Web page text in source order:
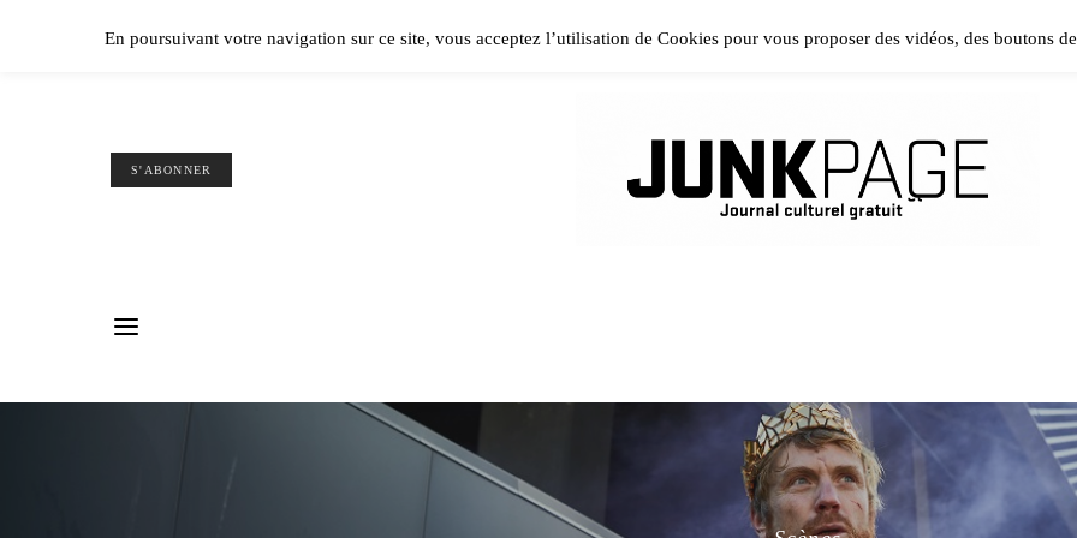
Please install and activate Powerkit plugin from Appearance →
S'ABONNER
En poursuivant votre navigation sur ce site, vous acceptez l’utilisation de Cookies pour vous proposer des vidéos, des boutons